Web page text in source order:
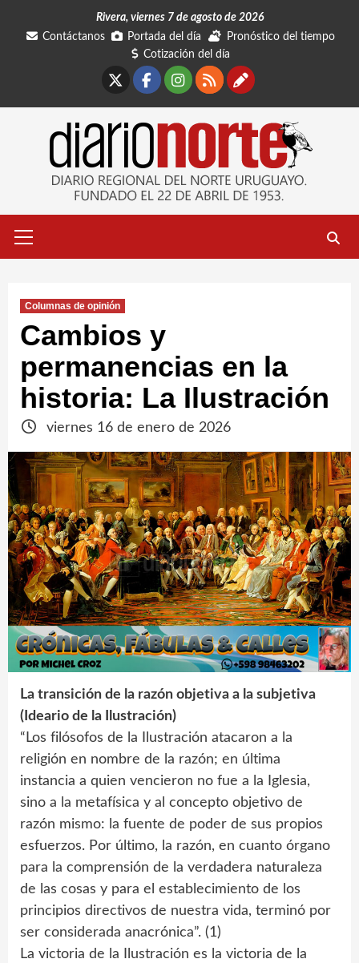
Rivera, viernes 7 de agosto de 2026
Contáctanos
Portada del día
Pronóstico del tiempo
Cotización del día
Facebook
Instagram
RSSContáctanos
primario
Columnas de opinión
Cambios y
permanencias en la
historia: La Ilustración
viernes 16 de enero de 2026
La transición de la razón objetiva a la subjetiva
(Ideario de la Ilustración)
“Los filósofos de la Ilustración atacaron a la
religión en nombre de la razón; en última
instancia a quien vencieron no fue a la Iglesia,
sino a la metafísica y al concepto objetivo de
razón mismo: la fuente de poder de sus propios
esfuerzos. Por último, la razón, en cuanto órgano
para la comprensión de la verdadera naturaleza
de las cosas y para el establecimiento de los
principios directivos de nuestra vida, terminó por
ser considerada anacrónica”. (1)
La victoria de la Ilustración es la victoria de la